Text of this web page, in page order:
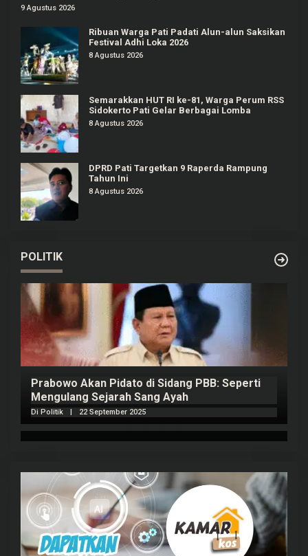
9 Agustus 2026
Ribuan Warga Pati Padati Alun-alun Saksikan
Festival Adhi Loka 2026
8 Agustus 2026
Semarakkan HUT RI ke-81, Warga Perum RSS
Sidokerto Pati Gelar Berbagai Lomba
8 Agustus 2026
DPRD Pati Targetkan 9 Raperda Rampung
Tahun Ini
8 Agustus 2026
POLITIK
Prabowo Akan Pidato di Sidang PBB: Seperti
Mengulang Sejarah Sang Ayah
Di Politik 22 September 2025